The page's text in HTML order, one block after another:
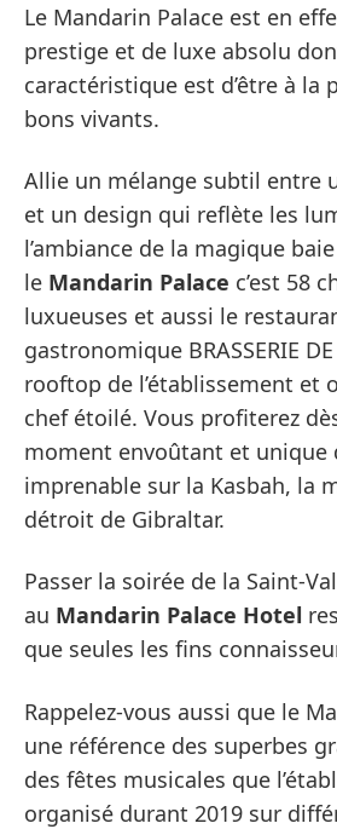
Le Mandarin Palace est en
prestige et de luxe absolu
caractéristique est d’être à la
bons vivants.
Allie un mélange subtil entre
et un design qui reflète les
l’ambiance de la magique
le Mandarin Palace c’est 58
luxueuses et aussi le
gastronomique BRASSERIE
rooftop de l’établissement et
chef étoilé. Vous profiterez
moment envoûtant et unique
imprenable sur la Kasbah, la
détroit de Gibraltar.
Passer la soirée de la Saint-
au Mandarin Palace Hotel
que seules les fins
Rappelez-vous aussi que le
une référence des superbes
des fêtes musicales que
organisé durant 2019 sur